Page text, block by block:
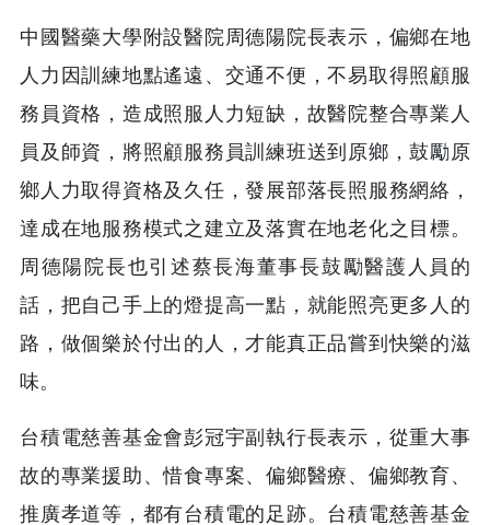
中國醫藥大學附設醫院周德陽院長表示，偏鄉在地
人力因訓練地點遙遠、交通不便，不易取得照顧服
務員資格，造成照服人力短缺，故醫院整合專業人
員及師資，將照顧服務員訓練班送到原鄉，鼓勵原
鄉人力取得資格及久任，發展部落長照服務網絡，
達成在地服務模式之建立及落實在地老化之目標。
周德陽院長也引述蔡長海董事長鼓勵醫護人員的
話，把自己手上的燈提高一點，就能照亮更多人的
路，做個樂於付出的人，才能真正品嘗到快樂的滋
味。
台積電慈善基金會彭冠宇副執行長表示，從重大事
故的專業援助、惜食專案、偏鄉醫療、偏鄉教育、
推廣孝道等，都有台積電的足跡。台積電慈善基金